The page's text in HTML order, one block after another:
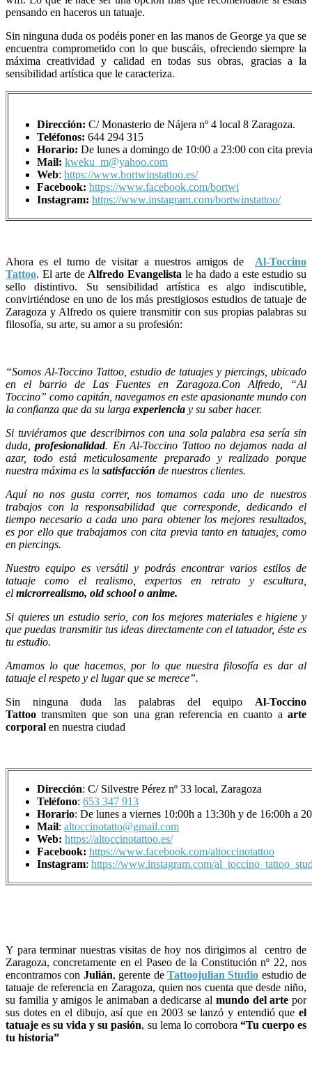
pensando en haceros un tatuaje.
Sin ninguna duda os podéis poner en las manos de George ya que se
encuentra comprometido con lo que buscáis, ofreciendo siempre la
máxima creatividad y calidad en todas sus obras, gracias a la
sensibilidad artística que le caracteriza.
Dirección: C/ Monasterio de Nájera nº 4 local 8 Zaragoza.
Teléfonos: 644 294 315
Horario: De lunes a domingo de 10:00 a 23:00 con cita previa
Mail: kweku_m@yahoo.com
Web: https://www.bortwinstattoo.es/
Facebook: https://www.facebook.com/bortwi
Instagram: https://www.instagram.com/bortwinstattoo/
Ahora es el turno de visitar a nuestros amigos de Al-Toccino
Tattoo. El arte de Alfredo Evangelista le ha dado a este estudio su
sello distintivo. Su sensibilidad artística es algo indiscutible,
convirtiéndose en uno de los más prestigiosos estudios de tatuaje de
Zaragoza y Alfredo os quiere transmitir con sus propias palabras su
filosofía, su arte, su amor a su profesión:
“Somos Al-Toccino Tattoo, estudio de tatuajes y piercings, ubicado
en el barrio de Las Fuentes en Zaragoza.Con Alfredo, “Al
Toccino” como capitán, navegamos en este apasionante mundo con
la confianza que da su larga experiencia y su saber hacer.
Si tuviéramos que describirnos con una sola palabra esa sería sin
duda,profesionalidad. En Al-Toccino Tattoo no dejamos nada al
azar, todo está meticulosamente preparado y realizado porque
nuestra máxima es la satisfacción de nuestros clientes.
Aquí no nos gusta correr, nos tomamos cada uno de nuestros
trabajos con la responsabilidad que corresponde, dedicando el
tiempo necesario a cada uno para obtener los mejores resultados,
es por ello que trabajamos con cita previa tanto en tatuajes, como
en piercings.
Nuestro equipo es versátil y podrás encontrar varios estilos de
tatuaje como el realismo, expertos en retrato y escultura,
el microrrealismo, old school o anime.
Si quieres un estudio serio, con los mejores materiales e higiene y
que puedas transmitir tus ideas directamente con el tatuador, éste es
tu estudio.
Amamos lo que hacemos, por lo que nuestra filosofía es dar al
tatuaje el respeto y el lugar que se merece”.
Sin ninguna duda las palabras del equipo Al-Toccino
Tattoo transmiten que son una gran referencia en cuanto a arte
corporal en nuestra ciudad
Dirección: C/ Silvestre Pérez nº 33 local, Zaragoza
Teléfono: 653 347 913
Horario: De lunes a viernes 10:00h a 13:30h y de 16:00h a
Mail: altoccinotatto@gmail.com
Web: https://altoccinotattoo.es/
Facebook: https://www.facebook.com/altoccinotattoo
Instagram: https://www.instagram.com/
Y para terminar nuestras visitas de hoy nos dirigimos al centro de
Zaragoza, concretamente en el Paseo de la Constitución nº 22, nos
encontramos con Julián, gerente de Tattoojulian Studio estudio de
tatuaje de referencia en Zaragoza, quien nos cuenta que desde niño,
su familia y amigos le animaban a dedicarse al mundo del arte por
sus dotes en el dibujo, así que en 2003 se lanzó y entendió que el
tatuaje es su vida y su pasión, su lema lo corrobora “Tu cuerpo es
tu historia”